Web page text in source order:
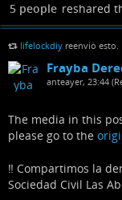
5 people reshared
lifelockdiy reenvió esto.
Frayba
anteayer, 23:44
The media in this
please go to the
‼️ Compartimos la
Sociedad Civil Las